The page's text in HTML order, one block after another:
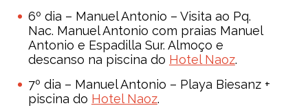
6º dia – Manuel Antonio – Visita ao Pq.
Nac. Manuel Antonio com praias Manuel
Antonio e Espadilla Sur. Almoço e
descanso na piscina do Hotel Naoz.
7º dia – Manuel Antonio – Playa Biesanz +
piscina do Hotel Naoz.